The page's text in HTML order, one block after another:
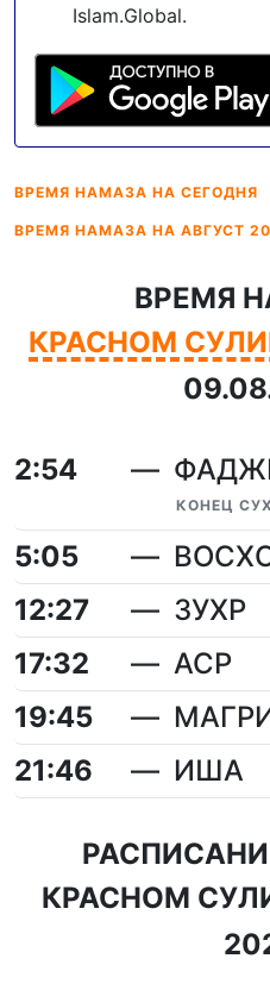
Islam.Global.
ВРЕМЯ НАМАЗА НА СЕГОДНЯ
ВРЕМЯ НАМАЗА НА АВГУСТ
ВРЕМЯ
КРАСНОМ
2:54
КОНЕЦ
5:05
12:27
ЗУХР
17:32
АСР
19:45
21:46 ИША
КРАСНОМ